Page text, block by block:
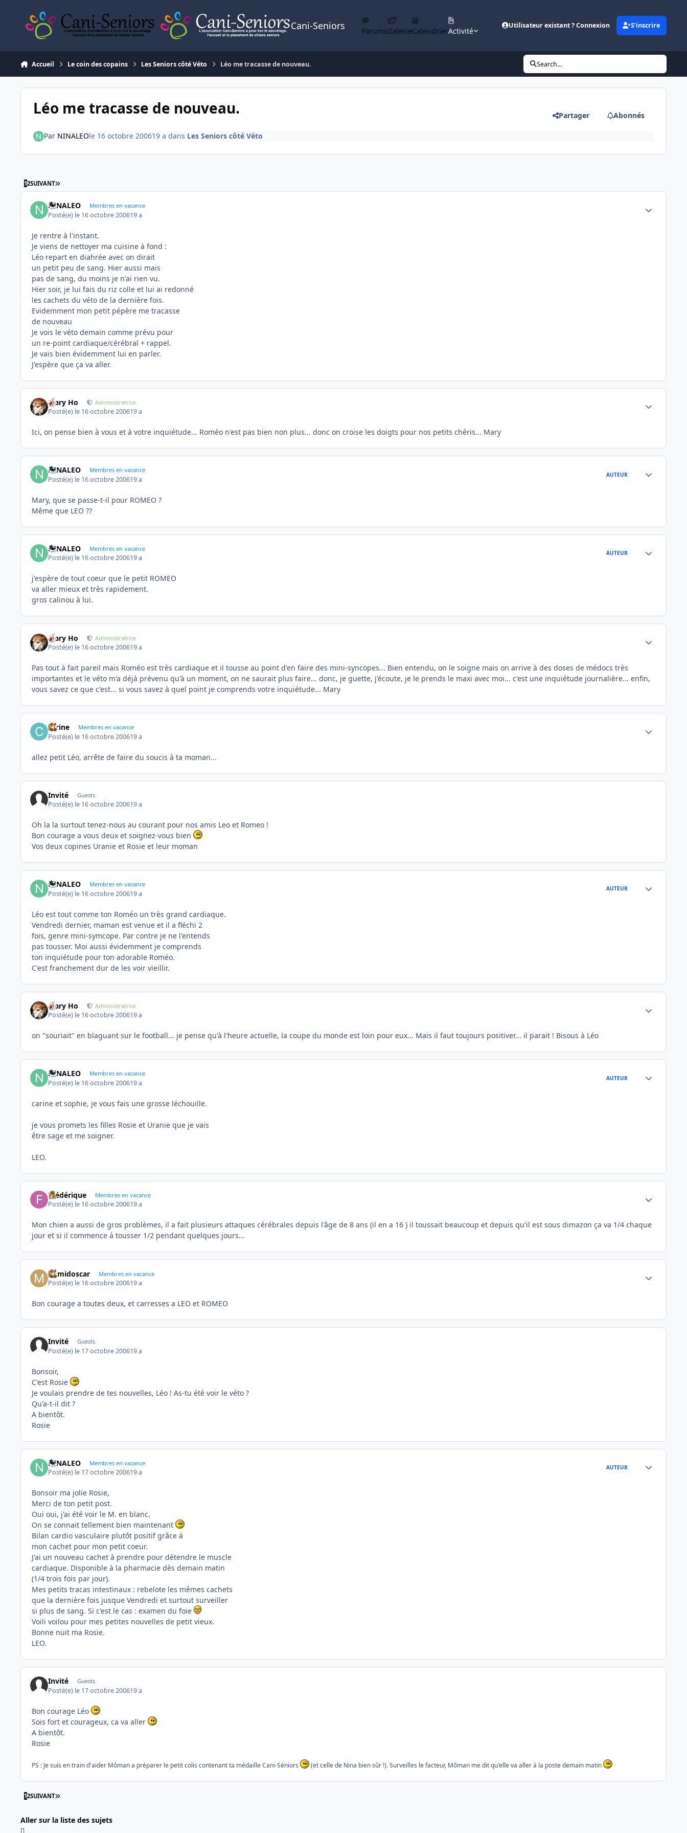
Cani-Seniors ForumsGalerieCalendrierActivité
Utilisateur existant ? Connexion S’inscrire
Accueil Le coin des copains Les Seniors côté Véto Léo me tracasse de nouveau. Search...
Léo me tracasse de nouveau. Partager Abonnés
Par NINALEOle 16 octobre 200619 a dans Les Seniors côté Véto
12SUIVANT DERNIÈRE PAGE
NINALEO Membres en vacance
Posté(e) le 16 octobre 200619 a
Je rentre à l'instant.
Je viens de nettoyer ma cuisine à fond :
Léo repart en diahrée avec on dirait
un petit peu de sang. Hier aussi mais
pas de sang, du moins je n'ai rien vu.
Hier soir, je lui fais du riz colle et lui ai redonné
les cachets du véto de la dernière fois.
Evidemment mon petit pépère me tracasse
de nouveau
Je vois le véto demain comme prévu pour
un re-point cardiaque/cérébral + rappel.
Je vais bien évidemment lui en parler.
J'espère que ça va aller.
Mary Ho Administratrice
Posté(e) le 16 octobre 200619 a
Ici, on pense bien à vous et à votre inquiétude... Roméo n'est pas bien non plus... donc on croise les doigts pour nos petits chéris... Mary
NINALEO Membres en vacance
Posté(e) le 16 octobre 200619 a
AUTEUR
Mary, que se passe-t-il pour ROMEO ?
Même que LEO ??
NINALEO Membres en vacance
Posté(e) le 16 octobre 200619 a
AUTEUR
j'espère de tout coeur que le petit ROMEO
va aller mieux et très rapidement.
gros calinou à lui.
Mary Ho Administratrice
Posté(e) le 16 octobre 200619 a
Pas tout à fait pareil mais Roméo est très cardiaque et il tousse au point d'en faire des mini-syncopes... Bien entendu, on le soigne mais on arrive à des doses de médocs très
importantes et le véto m'a déjà prévenu qu'à un moment, on ne saurait plus faire... donc, je guette, j'écoute, je le prends le maxi avec moi... c'est une inquiétude journalière... enfin,
vous savez ce que c'est... si vous savez à quel point je comprends votre inquiétude... Mary
carine Membres en vacance
Posté(e) le 16 octobre 200619 a
allez petit Léo, arrête de faire du soucis à ta moman...
Invité Guests
Posté(e) le 16 octobre 200619 a
Oh la la surtout tenez-nous au courant pour nos amis Leo et Romeo !
Bon courage a vous deux et soignez-vous bien
Vos deux copines Uranie et Rosie et leur moman
NINALEO Membres en vacance
Posté(e) le 16 octobre 200619 a
AUTEUR
Léo est tout comme ton Roméo un très grand cardiaque.
Vendredi dernier, maman est venue et il a fléchi 2
fois, genre mini-symcope. Par contre je ne l'entends
pas tousser. Moi aussi évidemment je comprends
ton inquiétude pour ton adorable Roméo.
C'est franchement dur de les voir vieillir.
Mary Ho Administratrice
Posté(e) le 16 octobre 200619 a
on "souriait" en blaguant sur le football... je pense qu'à l'heure actuelle, la coupe du monde est loin pour eux... Mais il faut toujours positiver... il parait ! Bisous à Léo
NINALEO Membres en vacance
Posté(e) le 16 octobre 200619 a
AUTEUR
carine et sophie, je vous fais une grosse léchouille.
je vous promets les filles Rosie et Uranie que je vais
être sage et me soigner.
LEO.
Frédérique Membres en vacance
Posté(e) le 16 octobre 200619 a
Mon chien a aussi de gros problèmes, il a fait plusieurs attaques cérébrales depuis l'âge de 8 ans (il en a 16 ) il toussait beaucoup et depuis qu'il est sous dimazon ça va 1/4 chaque
jour et si il commence à tousser 1/2 pendant quelques jours...
mimidoscar Membres en vacance
Posté(e) le 16 octobre 200619 a
Bon courage a toutes deux, et carresses a LEO et ROMEO
Invité Guests
Posté(e) le 17 octobre 200619 a
Bonsoir,
C'est Rosie
Je voulais prendre de tes nouvelles, Léo ! As-tu été voir le véto ?
Qu'a-t-il dit ?
A bientôt.
Rosie
NINALEO Membres en vacance
Posté(e) le 17 octobre 200619 a
AUTEUR
Bonsoir ma jolie Rosie,
Merci de ton petit post.
Oui oui, j'ai été voir le M. en blanc.
On se connait tellement bien maintenant
Bilan cardio vasculaire plutôt positif grâce à
mon cachet pour mon petit coeur.
J'ai un nouveau cachet à prendre pour détendre le muscle
cardiaque. Disponible à la pharmacie dès demain matin
(1/4 trois fois par jour).
Mes petits tracas intestinaux : rebelote les mêmes cachets
que la dernière fois jusque Vendredi et surtout surveiller
si plus de sang. Si c'est le cas : examen du foie
Voili voilou pour mes petites nouvelles de petit vieux.
Bonne nuit ma Rosie.
LEO.
Invité Guests
Posté(e) le 17 octobre 200619 a
Bon courage Léo
Sois fort et courageux, ca va aller
A bientôt.
Rosie
PS : Je suis en train d'aider Môman a préparer le petit colis contenant ta médaille Cani-Séniors (et celle de Nina bien sûr !). Surveilles le facteur, Môman me dit qu'elle va aller à la poste demain matin
12SUIVANT DERNIÈRE PAGE
Aller sur la liste des sujets